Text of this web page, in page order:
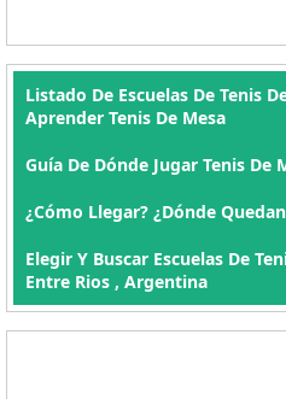
Listado De Escuelas De Tenis
Aprender Tenis De Mesa
Guía De Dónde Jugar Tenis De
¿Cómo Llegar? ¿Dónde
Elegir Y Buscar Escuelas De
Entre Rios , Argentina